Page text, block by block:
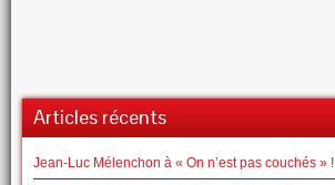
Articles récents
Jean-Luc Mélenchon à « On n’est pas couchés » !